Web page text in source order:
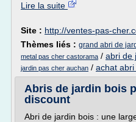
Lire la suite
Site : http://ventes-pas-
Thèmes liés : grand abri de
metal pas cher castorama / abri de
jardin pas cher auchan / achat
Abris de jardin bois
discount
Abri de jardin bois : une